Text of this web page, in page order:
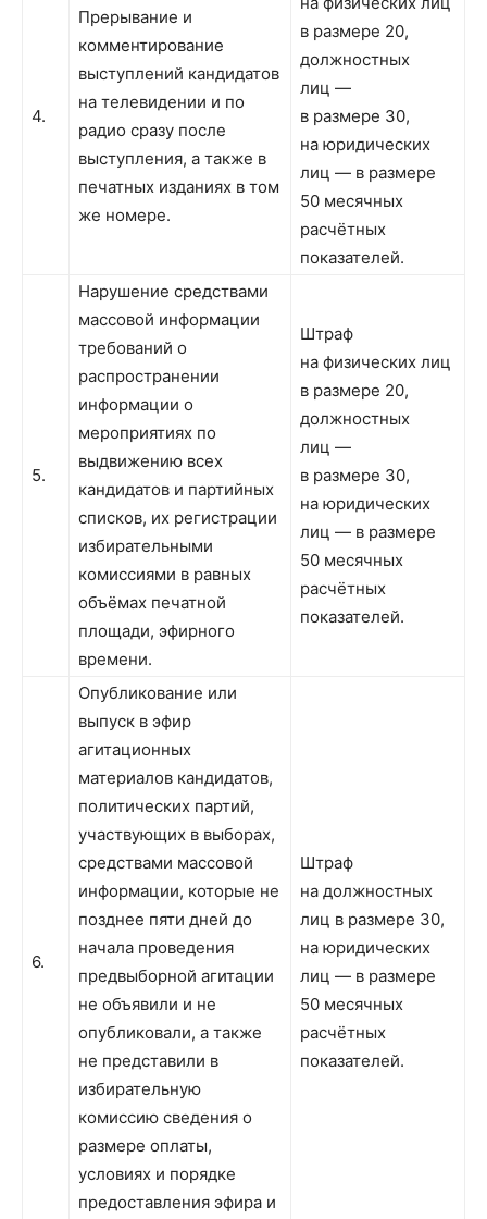
4.
Прерывание и
комментирование
выступлений кандидатов
на телевидении и по
радио сразу после
выступления, а также в
печатных изданиях в том
же номере.
в размере 20,
должностных
лиц —
в размере 30,
на юридических
лиц — в размере
50 месячных
расчётных
показателей.
5.
Нарушение средствами
массовой информации
требований о
распространении
информации о
мероприятиях по
выдвижению всех
кандидатов и партийных
списков, их регистрации
избирательными
комиссиями в равных
объёмах печатной
площади, эфирного
времени.
Штраф
на физических лиц
в размере 20,
должностных
лиц —
в размере 30,
на юридических
лиц — в размере
50 месячных
расчётных
показателей.
6.
Опубликование или
выпуск в эфир
агитационных
материалов кандидатов,
политических партий,
участвующих в выборах,
средствами массовой
информации, которые не
позднее пяти дней до
начала проведения
предвыборной агитации
не объявили и не
опубликовали, а также
не представили в
избирательную
комиссию сведения о
размере оплаты,
условиях и порядке
предоставления эфира и
Штраф
на должностных
лиц в размере 30,
на юридических
лиц — в размере
50 месячных
расчётных
показателей.